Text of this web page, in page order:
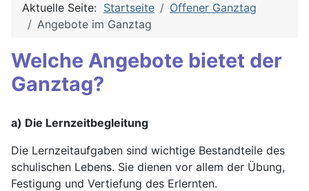
Aktuelle Seite: Startseite
Offener Ganztag
Angebote im Ganztag
Welche Angebote bietet der
Ganztag?
a) Die Lernzeitbegleitung
Die Lernzeitaufgaben sind wichtige Bestandteile des
schulischen Lebens. Sie dienen vor allem der Übung,
Festigung und Vertiefung des Erlernten.